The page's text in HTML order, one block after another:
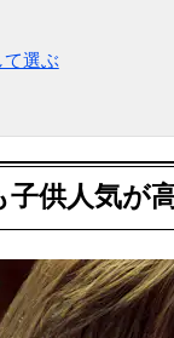
選ぶ
供人気が